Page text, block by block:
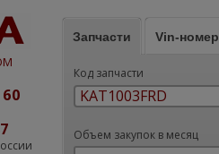
Запчасти Vin-номер
Код запчасти
Объем закупок в месяц